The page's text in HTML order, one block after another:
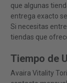
que algunas
entrega exacto
Si necesitas
tiendas que
Tiempo de
Avaira Vitality